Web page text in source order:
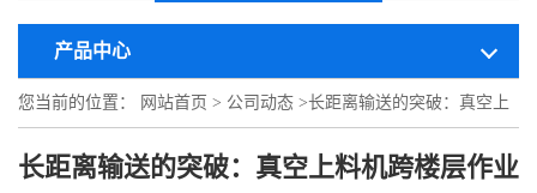
产品中心
您当前的位置： 网站首页 > 公司动态 >长距离输送的突破：真空上
料机跨楼层作业的案例分析
长距离输送的突破：真空上料机跨楼层作业